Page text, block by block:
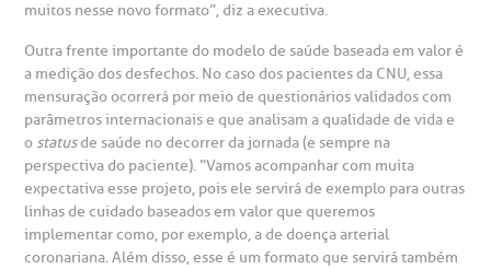
muitos nesse novo formato”, diz a executiva.
Outra frente importante do modelo de saúde baseada em valor é
a medição dos desfechos. No caso dos pacientes da CNU, essa
mensuração ocorrerá por meio de questionários validados com
parâmetros internacionais e que analisam a qualidade de vida e
o statusde saúde no decorrer da jornada (e sempre na
perspectiva do paciente). “Vamos acompanhar com muita
expectativa esse projeto, pois ele servirá de exemplo para outras
linhas de cuidado baseados em valor que queremos
implementar como, por exemplo, a de doença arterial
coronariana. Além disso, esse é um formato que servirá também